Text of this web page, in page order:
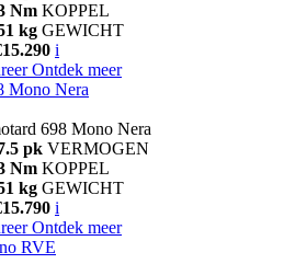
Nm KOPPEL
kg GEWICHT
i
Ontdek meer
Mono Nera
698 Mono Nera
pk VERMOGEN
Nm KOPPEL
kg GEWICHT
i
Ontdek meer
RVE